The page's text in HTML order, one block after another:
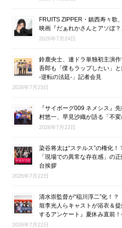
FRUITS ZIPPER・鎮西寿々歌
映画『だぁれかさんとアソぼ
2026年7月24日
鈴鹿央士、連ドラ単独初主演
吾郎も「僕もラップしたい」
-逆転の法廷-」記者会見
2026年7月23日
『サイボーグ009 ネメシス』
村悠一、早見沙織が語る「不変
2026年7月22日
染谷将太は“ステルス”の権化
「現場での異常な存在感」の
台挨拶
2026年7月22日
清水崇監督が“稲川淳二”化！
垣李光人らキャストが浴衣＆
するアンケート』夏休み直前
2026年7月22日